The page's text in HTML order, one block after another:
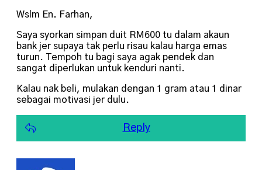
Wslm En. Farhan,
Saya syorkan simpan duit RM600 tu dalam akaun
bank jer supaya tak perlu risau kalau harga emas
turun. Tempoh tu bagi saya agak pendek dan
sangat diperlukan untuk kenduri nanti.
Kalau nak beli, mulakan dengan 1 gram atau 1 dinar
sebagai motivasi jer dulu.
Reply